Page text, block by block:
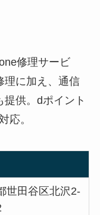
修理サービ
理に加え、通信
供。dポイント
応。
世田谷区北沢2-